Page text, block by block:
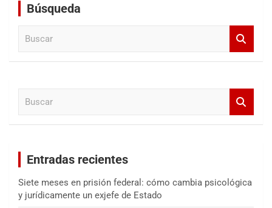
Búsqueda
Entradas recientes
Siete meses en prisión federal: cómo cambia psicológica
y jurídicamente un exjefe de Estado